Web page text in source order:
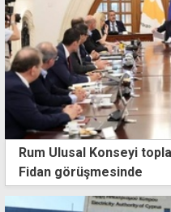
Rum Ulusal Konseyi
Fidan görüşmesinde